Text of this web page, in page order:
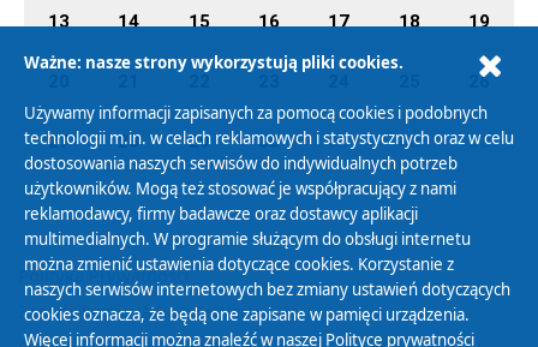
13 14 15 16 17 18 19
26
27 28 29 30 01 02 03
Polityka Prywatności
Zasady korzystania z Serwisu
Ważne: nasze strony wykorzystują pliki cookies.
Używamy informacji zapisanych za pomocą cookies i podobnych
technologii m.in. w celach reklamowych i statystycznych oraz w celu
dostosowania naszych serwisów do indywidualnych potrzeb
użytkowników. Mogą też stosować je współpracujący z nami
reklamodawcy, firmy badawcze oraz dostawcy aplikacji
multimedialnych. W programie służącym do obsługi internetu
można zmienić ustawienia dotyczące cookies. Korzystanie z
naszych serwisów internetowych bez zmiany ustawień dotyczących
cookies oznacza, że będą one zapisane w pamięci urządzenia.
Więcej informacji można znaleźć w naszej Polityce prywatności